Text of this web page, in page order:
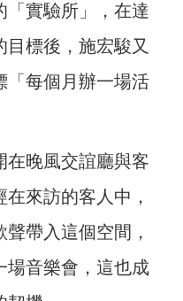
「實驗所」，在達
標後，施宏駿又
「每個月辦一場活
在晚風交誼廳與客
來訪的客人中，
帶入這個空間，
場音樂會，這也成